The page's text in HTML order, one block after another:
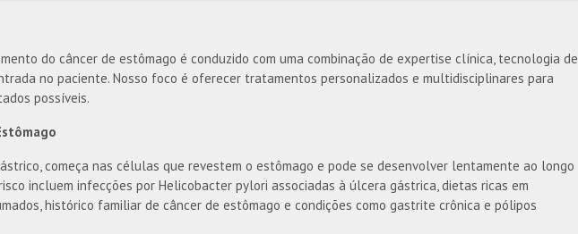
do câncer de estômago é conduzido com uma combinação de expertise clínica, tecnologia de
no paciente. Nosso foco é oferecer tratamentos personalizados e multidisciplinares para
possíveis.
começa nas células que revestem o estômago e pode se desenvolver lentamente ao longo
incluem infecções por Helicobacter pylori associadas à úlcera gástrica, dietas ricas em
histórico familiar de câncer de estômago e condições como gastrite crônica e pólipos